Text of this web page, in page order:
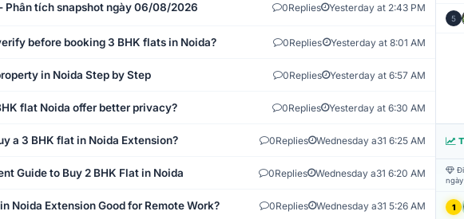
Phân tích snapshot ngày 06/08/2026 0Replies Yesterday at 2:43 PM
before booking 3 BHK flats in Noida? 0Replies Yesterday at 8:01 AM
in Noida Step by Step 0Replies Yesterday at 6:57 AM
flat Noida offer better privacy? 0Replies Yesterday at 6:30 AM
a 3 BHK flat in Noida Extension? 0Replies Wednesday a31 6:25 AM
Guide to Buy 2 BHK Flat in Noida 0Replies Wednesday a31 6:20 AM
Noida Extension Good for Remote Work? 0Replies Wednesday a31 5:26 AM
5
1